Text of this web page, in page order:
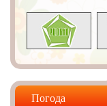
Погода